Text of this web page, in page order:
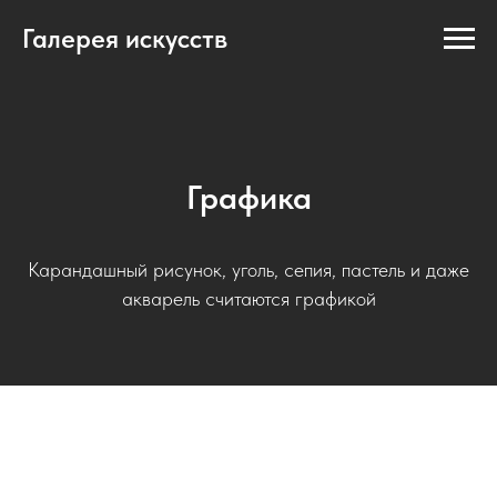
Галерея искусств
Графика
Карандашный рисунок, уголь, сепия, пастель и даже
акварель считаются графикой